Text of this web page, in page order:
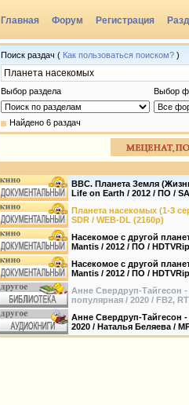
Главная Форум Регистрация
Группы
Поиск раздач ( Как пользоваться поиском? )
Выбор раздела Выбор
Найдено 6 раздач
BBC. Планета Земля
Life on Earth / 2012 / ПО /
Планета насекомых (1-3
SDR / WEB-DL (2160p)
Насекомое с другой
Mantis / 2012 / ПО /
Насекомое с другой
Mantis / 2012 / ПО / HDTVRip
Анне Свердруп-Тайгесон
популярная / 2020 / FB2,
Анне Свердруп-Тайгесон
2020 / Наталья Беляева /